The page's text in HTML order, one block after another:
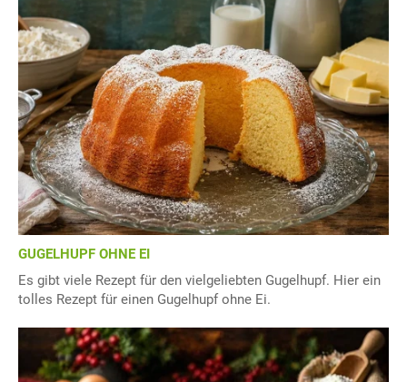
GUGELHUPF OHNE EI
Es gibt viele Rezept für den vielgeliebten Gugelhupf. Hier ein
tolles Rezept für einen Gugelhupf ohne Ei.